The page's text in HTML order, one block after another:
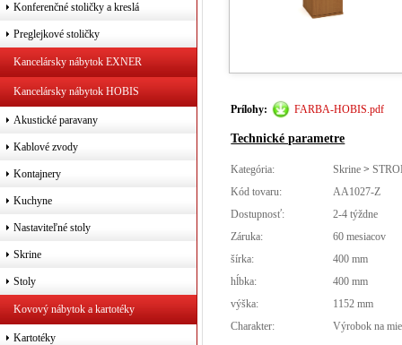
Konferenčné stoličky a kreslá
Preglejkové stoličky
Kancelársky nábytok EXNER
Kancelársky nábytok HOBIS
Akustické paravany
Kablové zvody
Kontajnery
Kuchyne
Nastaviteľné stoly
Skrine
Stoly
Kovový nábytok a kartotéky
Kartotéky
Prílohy: FARBA-HOBIS.pdf
Technické parametre
Kategória: Skrine>
Kód tovaru:
AA1027-Z
Dostupnosť:
2-4 týždne
Záruka:
60 mesiacov
šírka:
400 mm
hĺbka:
400 mm
výška:
1152 mm
Charakter:
Výrobok na